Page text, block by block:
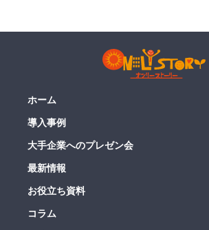
ホーム
導入事例
大手企業へのプレゼン会
最新情報
お役立ち資料
コラム